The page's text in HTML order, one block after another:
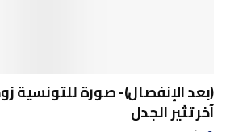
(بعد الإنفصال)- صورة للتونسية
آخر تثير الجدل